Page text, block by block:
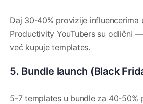
Daj 30-40% provizije influencerima
Productivity YouTubers su odlični
već kupuje templates.
5. Bundle launch (Black
5-7 templates u bundle za 40-50%